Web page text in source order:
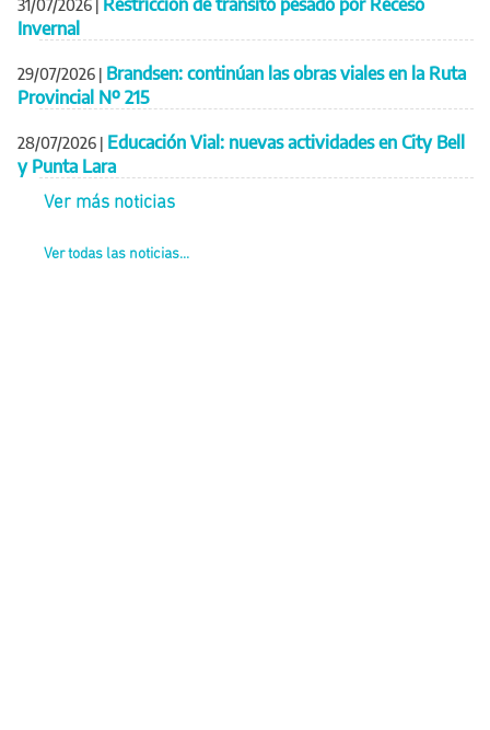
31/07/2026
Invernal
29/07/2026 | Brandsen: continúan las obras viales en la Ruta
Provincial Nº 215
28/07/2026 | Educación Vial: nuevas actividades en City Bell
y Punta Lara
Ver más noticias
Ver todas las noticias...